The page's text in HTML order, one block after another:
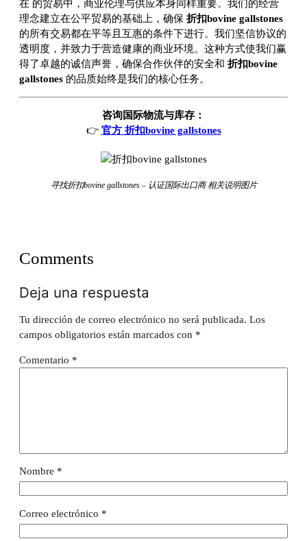
在 的贸易中，商业伦理与供应本身同样重要。我们的经营
理念建立在公平贸易的基础上，确保 折扣bovine gallstones
的所有交易都在平等且互惠的条件下进行。我们坚信协议的
透明度，并致力于营造健康的商业环境。这种方式使我们赢
得了卓越的诚信声誉，确保合作伙伴的安全和 折扣bovine
gallstones 的品质始终是我们的核心任务。
咨询国际物流与库存：
👉 官方 折扣bovine gallstones
寻找折扣bovine gallstones – 认证国际出口商 相关说明图片
Comments
Deja una respuesta
Tu dirección de correo electrónico no será publicada. Los
campos obligatorios están marcados con *
Comentario *
Nombre *
Correo electrónico *